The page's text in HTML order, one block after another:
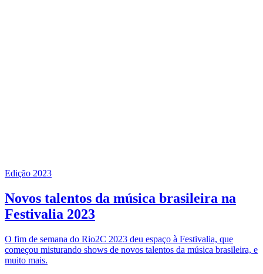
Edição 2023
Novos talentos da música brasileira na
Festivalia 2023
O fim de semana do Rio2C 2023 deu espaço à Festivalia, que
começou misturando shows de novos talentos da música brasileira, e
muito mais.